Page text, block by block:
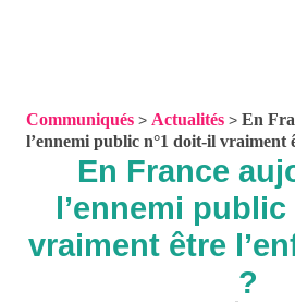
Communiqués > Actualités > En
l’ennemi public n°1 doit-il vraiment
En France
l’ennemi public
vraiment être
?